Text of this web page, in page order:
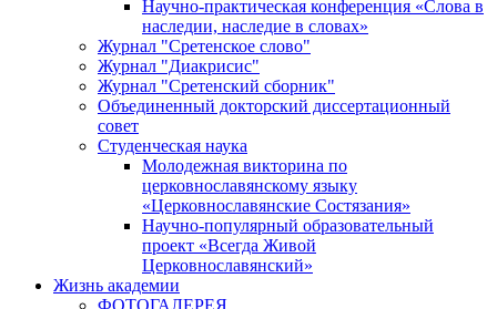
Научно-практическая конференция «Cлова в
наследии, наследие в словах»
Журнал "Сретенское слово"
Журнал "Диакрисис"
Журнал "Сретенский сборник"
Объединенный докторский диссертационный
совет
Студенческая наука
Молодежная викторина по
церковнославянскому языку
«Церковнославянские Состязания»
Научно-популярный образовательный
проект «Всегда Живой
Церковнославянский»
Жизнь академии
ФОТОГАЛЕРЕЯ